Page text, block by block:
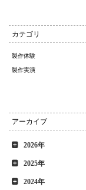
カテゴリ
製作体験
製作実演
アーカイブ
2026年
2025年
2024年